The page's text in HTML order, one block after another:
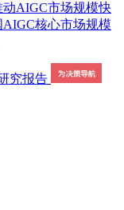
AIGC市场规模快
核心市场规模